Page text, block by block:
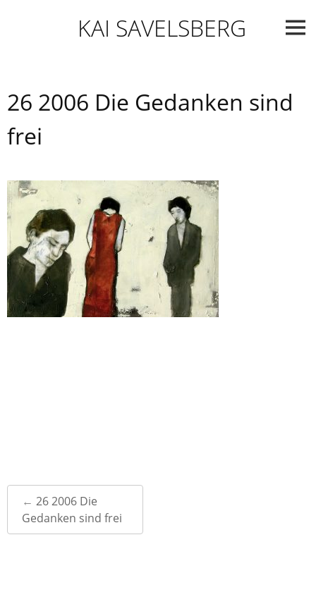
KAI SAVELSBERG
26 2006 Die Gedanken sind
frei
Post
navigation
← 26 2006 Die
Gedanken sind frei